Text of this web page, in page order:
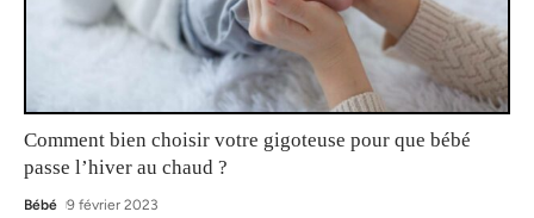
Comment bien choisir votre gigoteuse pour que bébé
passe l’hiver au chaud ?
Bébé 9 février 2023